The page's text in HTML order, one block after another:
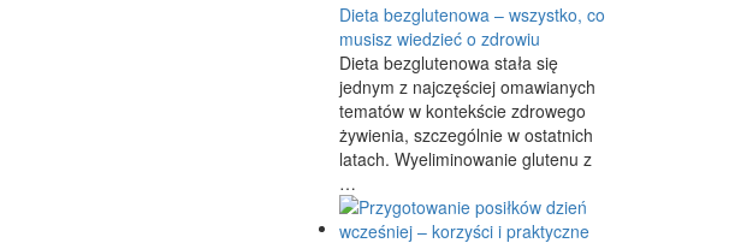
Dieta bezglutenowa – wszystko, co
musisz wiedzieć o zdrowiu
Dieta bezglutenowa stała się
jednym z najczęściej omawianych
tematów w kontekście zdrowego
żywienia, szczególnie w ostatnich
latach. Wyeliminowanie glutenu z
…